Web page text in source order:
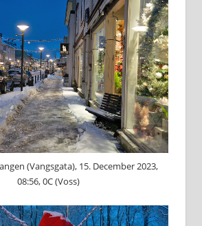
(Vangsgata), 15. December 2023,
08:56, 0C (Voss)